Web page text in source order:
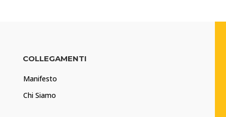
COLLEGAMENTI
Manifesto
Chi Siamo